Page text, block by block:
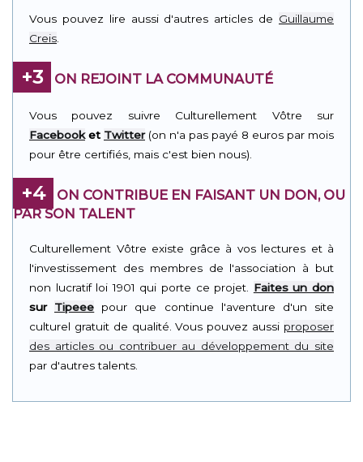
Vous pouvez lire aussi d'autres articles de Guillaume
Creis
+3 ON REJOINT LA COMMUNAUTÉ
Vous pouvez suivre Culturellement Vôtre sur
Facebooket Twitter(on n'a pas payé 8 euros par mois
pour être certifiés, mais c'est bien nous).
+4
ON CONTRIBUE EN FAISANT UN DON, OU
PAR SON TALENT
Culturellement Vôtre existe grâce à vos lectures et à
l'investissement des membres de l'association à but
non lucratif loi 1901 qui porte ce projet. Faites un don
sur Tipeee pour que continue l'aventure d'un site
culturel gratuit de qualité. Vous pouvez aussi proposer
des articles ou contribuer au développement du site
par d'autres talents.